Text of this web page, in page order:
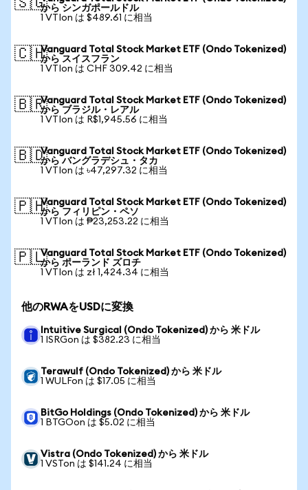
🇸🇬から シンガポールドル
1 VTIon は $489.61 に相当
🇨🇭Vanguard Total Stock Market ETF (Ondo Tokenized)
から スイスフラン
1 VTIon は CHF 309.42 に相当
🇧🇷Vanguard Total Stock Market ETF (Ondo Tokenized)
から ブラジル・レアル
1 VTIon は R$1,945.56 に相当
🇧🇩Vanguard Total Stock Market ETF (Ondo Tokenized)
から バングラデシュ・タカ
1 VTIon は ৳47,297.32 に相当
🇵🇭Vanguard Total Stock Market ETF (Ondo Tokenized)
から フィリピン・ペソ
1 VTIon は ₱23,253.22 に相当
🇵🇱Vanguard Total Stock Market ETF (Ondo Tokenized)
から ポーランド ズロチ
1 VTIon は zł 1,424.34 に相当
他のRWAをUSDに変換
Intuitive Surgical (Ondo Tokenized) から 米ドル
1 ISRGon は $382.23 に相当
Terawulf (Ondo Tokenized) から 米ドル
1 WULFon は $17.05 に相当
BitGo Holdings (Ondo Tokenized) から 米ドル
1 BTGOon は $5.02 に相当
Vistra (Ondo Tokenized) から 米ドル
1 VSTon は $141.24 に相当